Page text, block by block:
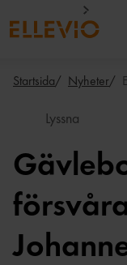
Startsida Nyheter
Lyssna